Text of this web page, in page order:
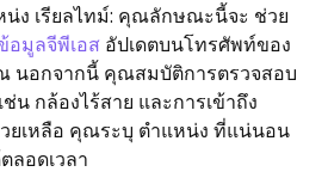
น่ง เรียลไทม์: คุณลักษณะนี้จะ ช่วย
อมูลจีพีเอส อัปเดตบนโทรศัพท์ของ
นอกจากนี้ คุณสมบัติการตรวจสอบ
ช่น กล้องไร้สาย และการเข้าถึง
ยเหลือ คุณระบุ ตำแหน่ง ที่แน่นอน
ลอดเวลา